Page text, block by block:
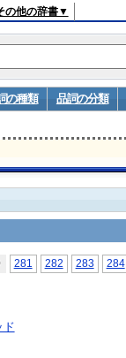
の他の辞書▼
の種類
品詞の分類
281 282 283 284
ド